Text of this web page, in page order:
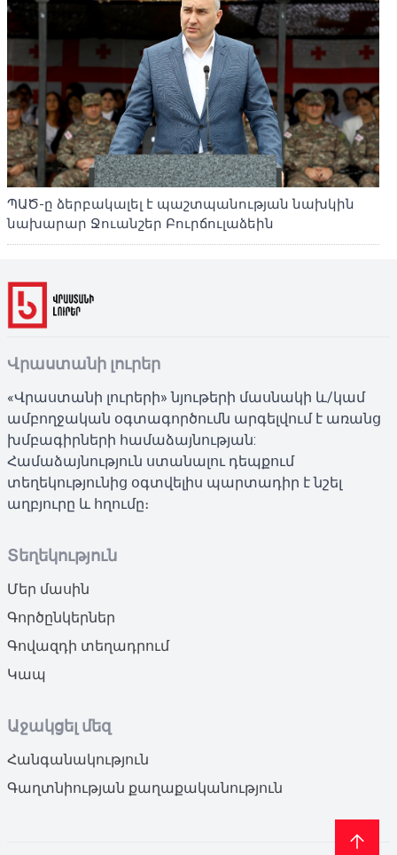
ՊԱԾ-ը ձերբակալել է պաշտպանության նախկին
նախարար Ջուանշեր Բուրճուլաձեին
Վրաստանի լուրեր
«Վրաստանի լուրերի» նյութերի մասնակի և/կամ
ամբողջական օգտագործումն արգելվում է առանց
խմբագիրների համաձայնության:
Համաձայնություն ստանալու դեպքում
տեղեկությունից օգտվելիս պարտադիր է նշել
աղբյուրը և հղումը։
Տեղեկություն
Մեր մասին
Գործընկերներ
Գովազդի տեղադրում
Կապ
Աջակցել մեզ
Հանգանակություն
Գաղտնիության քաղաքականություն